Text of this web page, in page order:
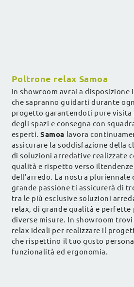
Poltrone relax Samoa
In showroom avrai a disposizione
che sapranno guidarti durante
progetto garantendoti pure visita
degli spazi e consegna con
esperti.Samoa lavora
assicurare la soddisfazione della
di soluzioni arredative realizzate
qualità e rispetto verso
dell'arredo. La nostra pluriennale
grande passione ti assicurerà di
tra le più esclusive soluzioni
relax, di grande qualità e perfette
diverse misure. In showroom
relax ideali per realizzare il
che rispettino il tuo gusto
funzionalità ed ergonomia.